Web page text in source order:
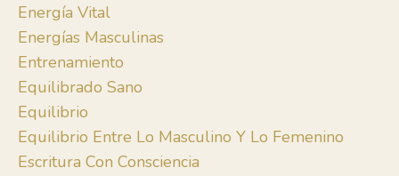
Energía Vital
Energías Masculinas
Entrenamiento
Equilibrado Sano
Equilibrio
Equilibrio Entre Lo Masculino Y Lo Femenino
Escritura Con Consciencia